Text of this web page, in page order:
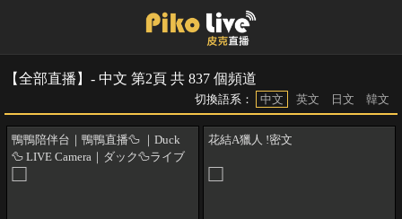
【全部直播】- 中文 第2頁 共 837 個頻道
切換語系： 中文 英文 日文 韓文
鴨鴨陪伴台｜鴨鴨直播🦆 ｜Duck
🦆 LIVE Camera｜ダック🦆ライブ
花結A獵人 !密文